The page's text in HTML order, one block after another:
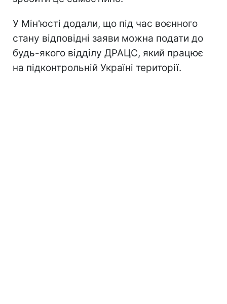
У Мін'юсті додали, що під час воєнного
стану відповідні заяви можна подати до
будь-якого відділу ДРАЦС, який працює
на підконтрольній Україні території.